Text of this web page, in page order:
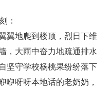
：
翼地爬到楼顶，烈日下维
，大雨中奋力地疏通排水
坚守学校杨桃果纷纷落下
咿呀呀本地话的老奶奶，